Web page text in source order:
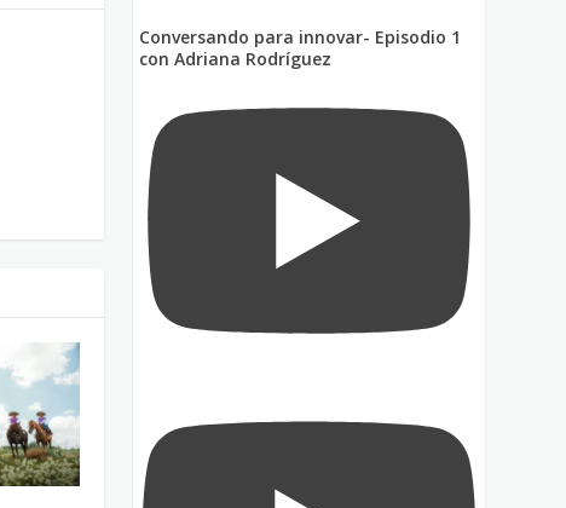
Conversando para innovar- Episodio 1
con Adriana Rodríguez